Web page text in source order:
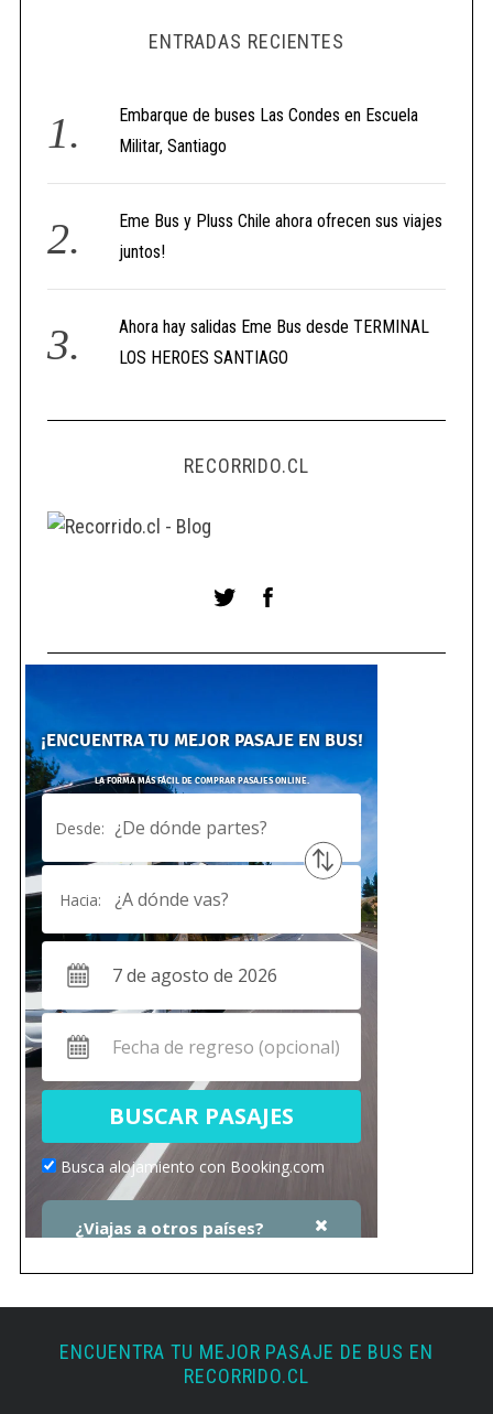
ENTRADAS RECIENTES
Embarque de buses Las Condes en Escuela
Militar, Santiago
Eme Bus y Pluss Chile ahora ofrecen sus viajes
juntos!
Ahora hay salidas Eme Bus desde TERMINAL
LOS HEROES SANTIAGO
RECORRIDO.CL
ENCUENTRA TU MEJOR PASAJE DE BUS EN
RECORRIDO.CL